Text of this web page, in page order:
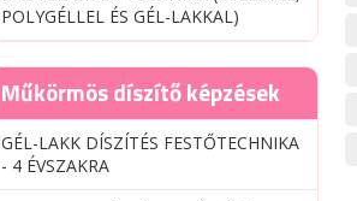
POLYGÉLLEL ÉS GÉL-LAKKAL)
Műkörmös díszítő képzések
GÉL-LAKK DÍSZÍTÉS FESTŐTECHNIKA
- 4 ÉVSZAKRA